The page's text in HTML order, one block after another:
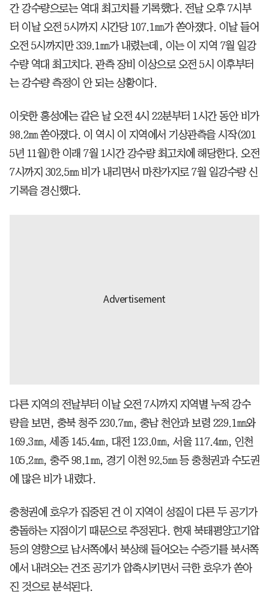
간 강수량으로는 역대 최고치를 기록했다. 전날 오후 7시부
터 이날 오전 5시까지 시간당 107.1㎜가 쏟아졌다. 이날 들어
오전 5시까지만 339.1㎜가 내렸는데, 이는 이 지역 7월 일강
수량 역대 최고치다. 관측 장비 이상으로 오전 5시 이후부터
는 강수량 측정이 안 되는 상황이다.
이웃한 홍성에는 같은 날 오전 4시 22분부터 1시간 동안 비가
98.2㎜ 쏟아졌다. 이 역시 이 지역에서 기상관측을 시작(201
5년 11월)한 이래 7월 1시간 강수량 최고치에 해당한다. 오전
7시까지 302.5㎜ 비가 내리면서 마찬가지로 7월 일강수량 신
기록을 경신했다.
다른 지역의 전날부터 이날 오전 7시까지 지역별 누적 강수
량을 보면, 충북 청주 230.7㎜, 충남 천안과 보령 229.1㎜와
169.3㎜, 세종 145.4㎜, 대전 123.0㎜, 서울 117.4㎜, 인천
105.2㎜, 충주 98.1㎜, 경기 이천 92.5㎜ 등 충청권과 수도권
에 많은 비가 내렸다.
충청권에 호우가 집중된 건 이 지역이 성질이 다른 두 공기가
충돌하는 지점이기 때문으로 추정된다. 현재 북태평양고기압
등의 영향으로 남서쪽에서 북상해 들어오는 수증기를 북서쪽
에서 내려오는 건조 공기가 압축시키면서 극한 호우가 쏟아
진 것으로 분석된다.